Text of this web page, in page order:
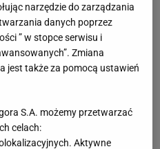
Tylko wąska grupa
secie Djoković
akcje.
narzędzie do zarządzania
danych poprzez
” w stopce serwisu i
Zmiana
jest także za pomocą ustawień
S.A. możemy przetwarzać
celach:
Aktywne